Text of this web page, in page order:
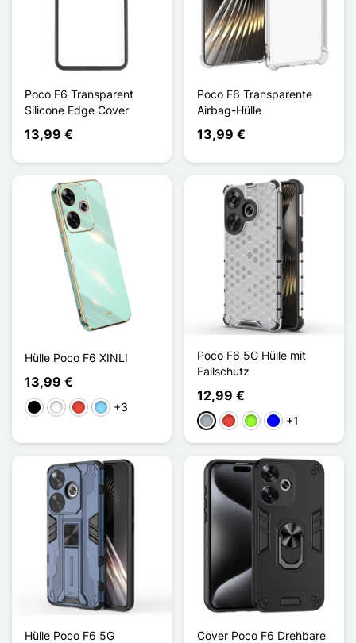
Poco F6 Transparent
Silicone Edge Cover
13,99 €
Poco F6 Transparente
Airbag-Hülle
13,99 €
Hülle Poco F6 XINLI
13,99 €
Schwarz
WeißRot Hellblau
+3
Poco F6 5G Hülle mit
Fallschutz
12,99 €
GrauRot Apfelgrün
Blau+1
Hülle Poco F6 5G
Cover Poco F6 Drehbare